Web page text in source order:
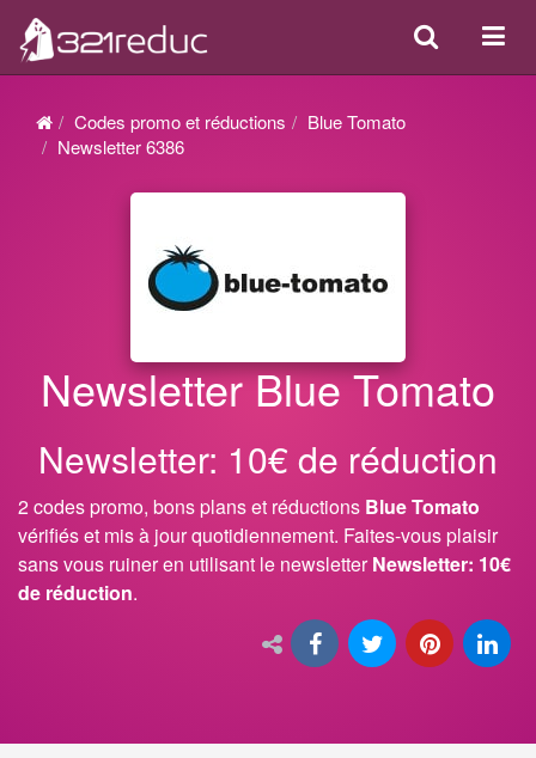
ou
Search
Codes promo et réductions
Blue Tomato
Newsletter 6386
Newsletter Blue Tomato
Newsletter: 10€ de réduction
2 codes promo, bons plans et réductions Blue Tomato
vérifiés et mis à jour quotidiennement. Faites-vous plaisir
sans vous ruiner en utilisant le newsletterNewsletter: 10€
de réduction.